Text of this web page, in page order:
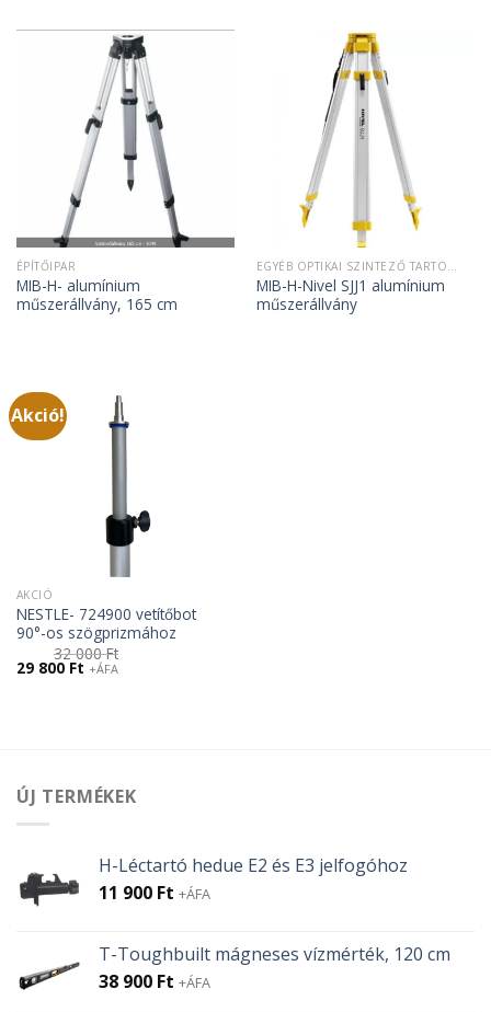
ÉPÍTŐIPAR
MIB-H- alumínium
műszerállvány, 165 cm
EGYÉB OPTIKAI SZINTEZŐ TARTOZÉKOK
MIB-H-Nivel SJJ1 alumínium
műszerállvány
Akció!
AKCIÓ
NESTLE- 724900 vetítőbot
90°-os szögprizmához
32 000Ft
Original
price
29 800 FtCurrent
price
+ÁFA
ÚJ TERMÉKEK
H-Léctartó hedue E2 és E3 jelfogóhoz
11 900 Ft +ÁFA
T-Toughbuilt mágneses vízmérték, 120 cm
38 900 Ft +ÁFA